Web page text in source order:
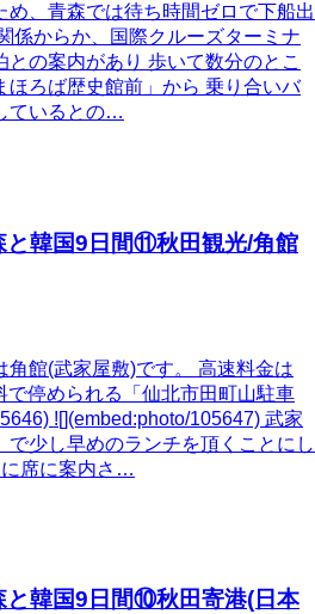
め、青森では待ち時間ゼロで下船出
係からか、国際クルーズターミナ
との案内があり 歩いて数分のとこ
ほろば歴史館前」から 乗り合いバ
ているとの…
と韓国9日間⑪秋田観光/角館
角館(武家屋敷)です。 高速料金は
停められる「仙北市田町山駐車
![](embed:photo/105647) 武家
で少し早めのランチを頂くことにし
に席に案内さ…
と韓国9日間⑩秋田寄港(日本